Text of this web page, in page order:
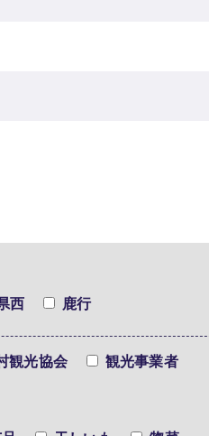
西 鹿行
観光協会 観光事業者